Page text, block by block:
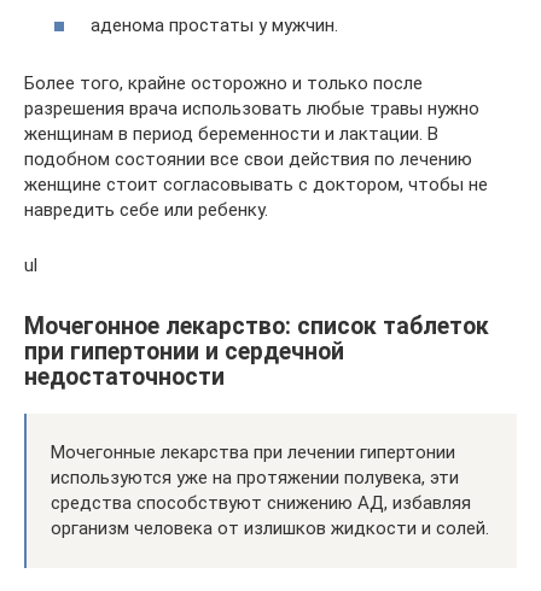
аденома простаты у мужчин.
Более того, крайне осторожно и только после
разрешения врача использовать любые травы нужно
женщинам в период беременности и лактации. В
подобном состоянии все свои действия по лечению
женщине стоит согласовывать с доктором, чтобы не
навредить себе или ребенку.
ul
Мочегонное лекарство: список таблеток
при гипертонии и сердечной
недостаточности
Мочегонные лекарства при лечении гипертонии
используются уже на протяжении полувека, эти
средства способствуют снижению АД, избавляя
организм человека от излишков жидкости и солей.